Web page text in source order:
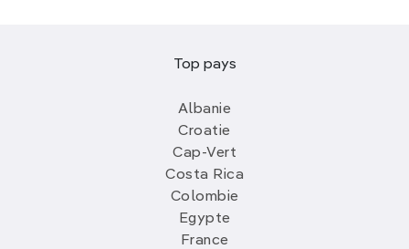
Top pays
Albanie
Croatie
Cap-Vert
Costa Rica
Colombie
Egypte
France